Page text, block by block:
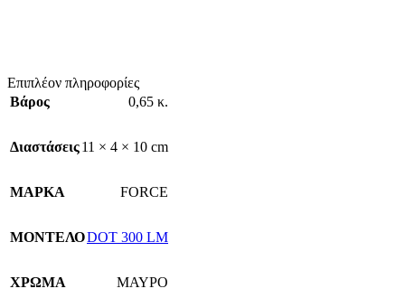
Επιπλέον πληροφορίες
Βάρος
0,65 κ.
Διαστάσεις11 × 4 × 10 cm
ΜΑΡΚΑ FORCE
ΜΟΝΤΕΛΟDOT 300 LM
ΧΡΩΜΑ ΜΑΥΡΟ